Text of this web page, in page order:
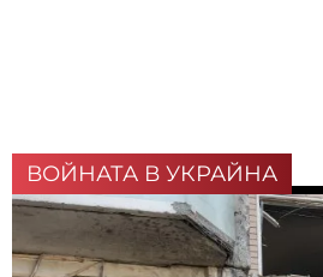
ВОЙНАТА В УКРАЙНА